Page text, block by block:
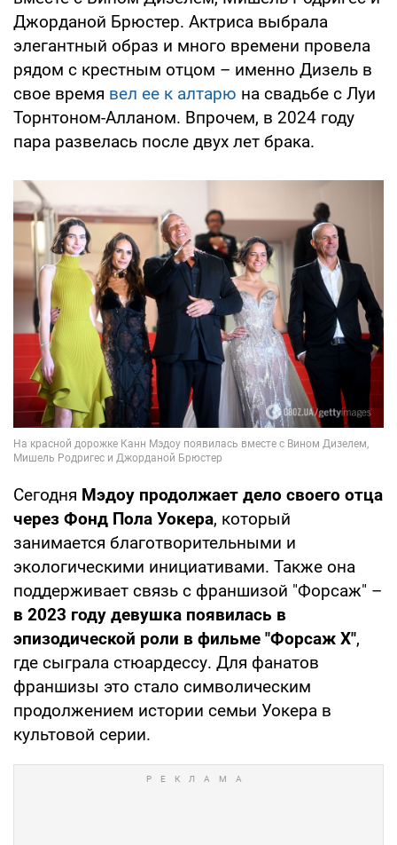
Джорданой Брюстер. Актриса выбрала
элегантный образ и много времени провела
рядом с крестным отцом – именно Дизель в
свое время вел ее к алтарю на свадьбе с Луи
Торнтоном-Алланом. Впрочем, в 2024 году
пара развелась после двух лет брака.
Сегодня Мэдоу продолжает дело своего отца
через Фонд Пола Уокера, который
занимается благотворительными и
экологическими инициативами. Также она
поддерживает связь с франшизой "Форсаж" –
в 2023 году девушка появилась в
эпизодической роли в фильме "Форсаж X",
где сыграла стюардессу. Для фанатов
франшизы это стало символическим
продолжением истории семьи Уокера в
культовой серии.